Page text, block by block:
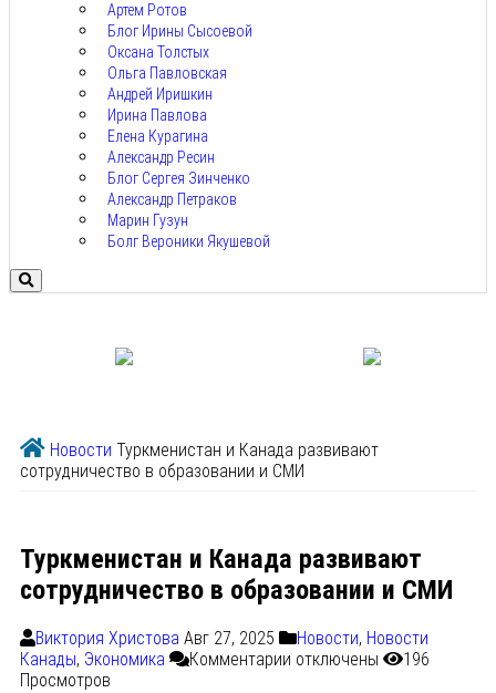
Артем Ротов
Блог Ирины Сысоевой
Оксана Толстых
Ольга Павловская
Андрей Иришкин
Ирина Павлова
Елена Курагина
Александр Ресин
Блог Сергея Зинченко
Александр Петраков
Марин Гузун
Болг Вероники Якушевой
Новости Туркменистан и Канада развивают
сотрудничество в образовании и СМИ
Туркменистан и Канада развивают
сотрудничество в образовании и СМИ
Виктория Христова Авг 27, 2025 Новости, Новости
Канады, Экономика Комментарии отключены
196
Просмотров